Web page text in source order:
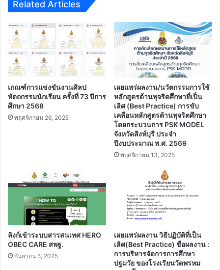
จด
งาน
หรือ
ทำงาน
Related Articles
เกณฑ์การแข่งขันงานศิลป
หัตถกรรมนักเรียน ครั้งที่ 73 ปีการ
ศึกษา 2568
พฤศจิกายน 26, 2025
เผยแพร่ผลงาน/นวัตกรรมการใช้
หลักสูตรต้านทุจริตศึกษาที่เป็น
เลิศ (Best Practice) การขับ
เคลื่อนหลักสูตรต้านทุจริตศึกษา
โดยกระบวนการ PSK MODEL
จังหวัดสิงห์บุรี ประจํา
ปีงบประมาณ พ.ศ. 2569
พฤศจิกายน 13, 2025
ลิงก์เข้าระบบสารสนเทศ HERO
OBEC CARE สพฐ.
กันยายน 5, 2025
เผยแพร่ผลงาน วิธีปฏิบัติที่เป็น
เลิศ(Best Practice) ชื่อผลงาน :
การบริหารจัดการการศึกษา
ปฐมวัย ของโรงเรียนวัดพรหม